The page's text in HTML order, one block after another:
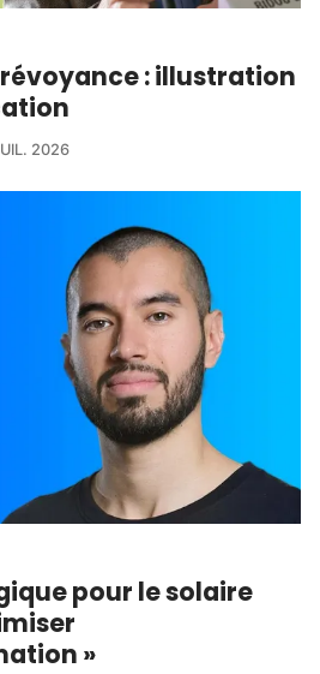
: illustration
2026
pour le solaire
»